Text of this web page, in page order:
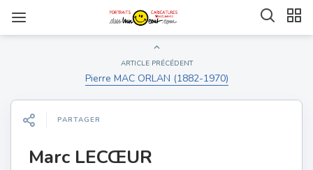
ARTICLE PRÉCÉDENT
Pierre MAC ORLAN (1882-1970)
PARTAGER
Marc LECŒUR